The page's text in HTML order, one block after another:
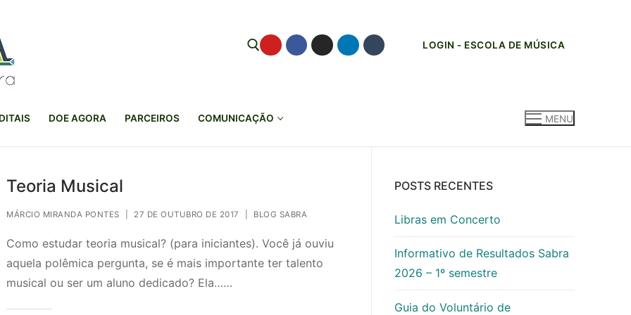
LOGIN - ESCOLA DE MÚSICA
DOE AGORA PARCEIROS COMUNICAÇÃO MENU
Teoria Musical
MÁRCIO MIRANDA PONTES 27 DE OUTUBRO DE 2017 BLOG SABRA
Como estudar teoria musical? (para iniciantes). Você já ouviu
aquela polêmica pergunta, se é mais importante ter talento
musical ou ser um aluno dedicado? Ela……
POSTS RECENTES
Libras em Concerto
Informativo de Resultados Sabra
2026 – 1º semestre
Guia do Voluntário de